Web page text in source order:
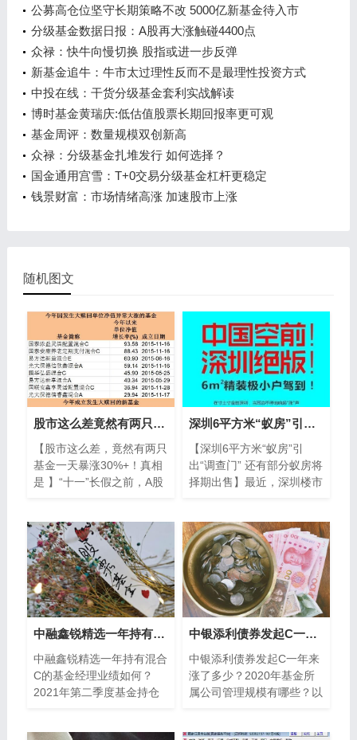
公募高仓位坚守长期策略不改 5000亿新基金待入市
分级基金数据日报：A股再大涨触碰4400点
众禄：快牛向慢切换 股指或进一步反弹
新基金追牛：牛市太过理性反而不是最理性投资方式
中投在线：干货分级基金套利实战解读
博时基金黄瑞庆:低估值股票长期回报率更可观
基金周评：数量规模双创新高
众禄：分级基金扎堆发行 如何选择？
国金通用宫雪：T+0交易分级基金杠杆更稳定
钱景财富：市场情绪高涨 加速股市上涨
随机图文
股市这么差竟然有两只基金一天暴涨30%+！真相看这里
【股市这么差，竟然有两只
基金一天暴涨30%+！真相
是 】“十一”长假之前，A股
置混
深圳6平方米“蚁房”引出“调查门” 还有部分蚁房将择期出售
【深圳6平方米“蚁房”引
出“调查门” 还有部分蚁房将
择期出售】最近，深圳楼市
平方米...
中融鑫锐精选一年持有混合C的基金经理业绩如何？2021年第二季度基金持仓了哪些股票？
中融鑫锐精选一年持有混合
C的基金经理业绩如何？
2021年第二季度基金持仓
中银添利债券发起C一年来涨了多少？2020年基金所属公司管理规模有哪些？
中银添利债券发起C一年来
涨了多少？2020年基金所
属公司管理规模有哪些？以